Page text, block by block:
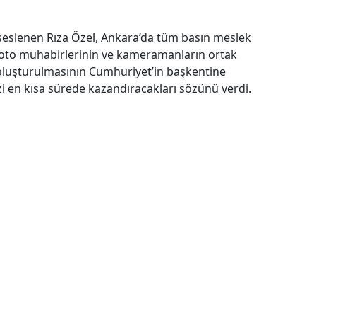
Rıza Özel, Ankara’da tüm basın meslek
muhabirlerinin ve kameramanların ortak
Cumhuriyet’in başkentine
kısa sürede kazandıracakları sözünü verdi.